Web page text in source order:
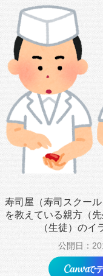
寿司屋（寿司スクー
を教えている親方（
（生徒）のイ
公開日：
で